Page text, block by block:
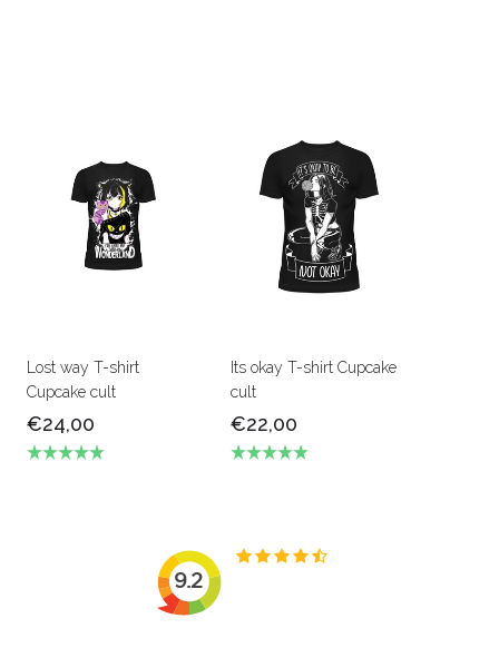
Lost way T-shirt
Cupcake cult
€24,00
Its okay T-shirt Cupcake
cult
€22,00